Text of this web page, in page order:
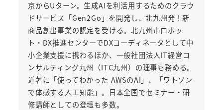
京からUターン。生成AIを利活用するためのクラウ
ドサービス「Gen2Go」を開発し、北九州発！新
商品創出事業の認定を受ける。北九州市ロボッ
ト・DX推進センターでDXコーディネータとして中
小企業支援に携わるほか、一般社団法人IT経営コ
ンサルティング九州（ITC九州）の理事も務める。
近著に「使ってわかった AWSのAI」、「ワトソン
で体感する人工知能」。日本全国でセミナー・研
修講師としての登壇も多数。